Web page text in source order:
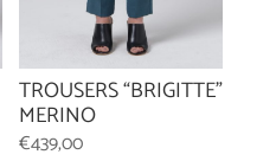
TROUSERS “BRIGITTE”
MERINO
€439,00